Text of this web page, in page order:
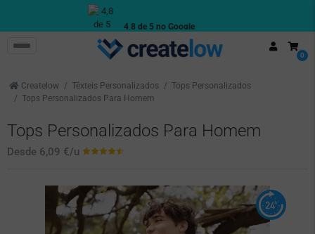
4,8 de 5 no Google
0
Createlow Têxteis Personalizados
Tops Personalizados
Tops Personalizados Para Homem
Tops Personalizados Para Homem
Desde 6,09 €/u